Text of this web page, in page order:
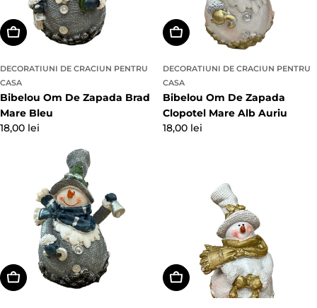
Adaugă In Coş
DECORATIUNI DE CRACIUN PENTRU
CASA
Bibelou Om De Zapada Brad
Mare Bleu
Preț
18,00 lei
Adaugă In Coş
DECORATIUNI DE CRACIUN PENTRU
CASA
Bibelou Om De Zapada
Clopotel Mare Alb Auriu
Preț
18,00 lei
Adaugă In Coş Adaugă In Coş